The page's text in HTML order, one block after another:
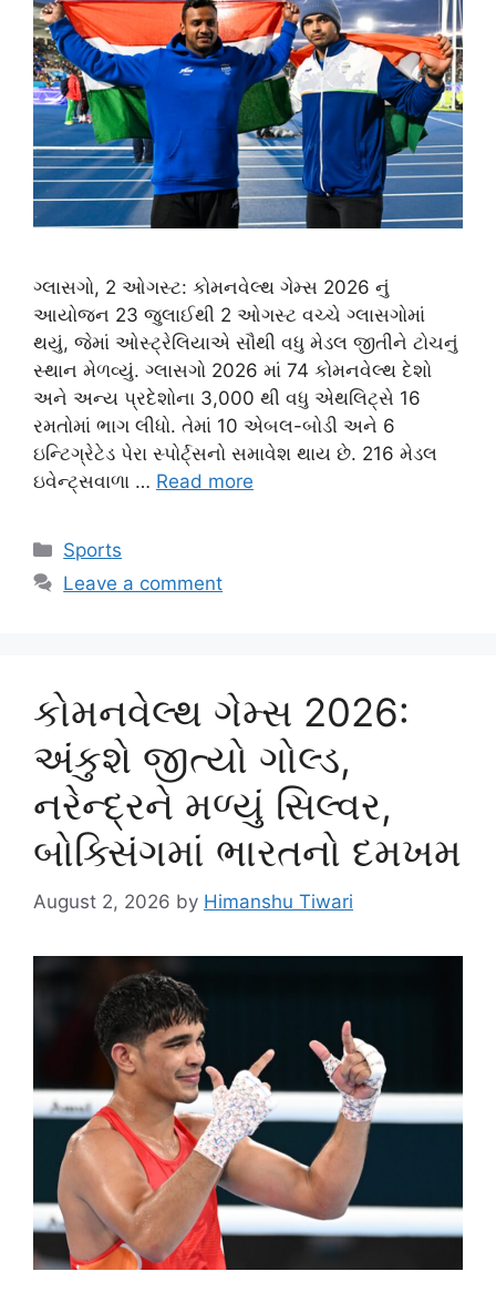
ગ્લાસગો, 2 ઓગસ્ટ: કોમનવેલ્થ ગેમ્સ 2026 નું
આયોજન 23 જુલાઈથી 2 ઓગસ્ટ વચ્ચે ગ્લાસગોમાં
થયું, જેમાં ઓસ્ટ્રેલિયાએ સૌથી વધુ મેડલ જીતીને ટોચનું
સ્થાન મેળવ્યું. ગ્લાસગો 2026 માં 74 કોમનવેલ્થ દેશો
અને અન્ય પ્રદેશોના 3,000 થી વધુ એથલિટ્સે 16
રમતોમાં ભાગ લીધો. તેમાં 10 એબલ-બોડી અને 6
ઇન્ટિગ્રેટેડ પેરા સ્પોર્ટ્સનો સમાવેશ થાય છે. 216 મેડલ
ઇવેન્ટ્સવાળા … Read more
Categories
Sports
Leave a comment
કોમનવેલ્થ ગેમ્સ 2026:
અંકુશે જીત્યો ગોલ્ડ,
નરેન્દ્રને મળ્યું સિલ્વર,
બોક્સિંગમાં ભારતનો દમખમ
August 2, 2026 by Himanshu Tiwari